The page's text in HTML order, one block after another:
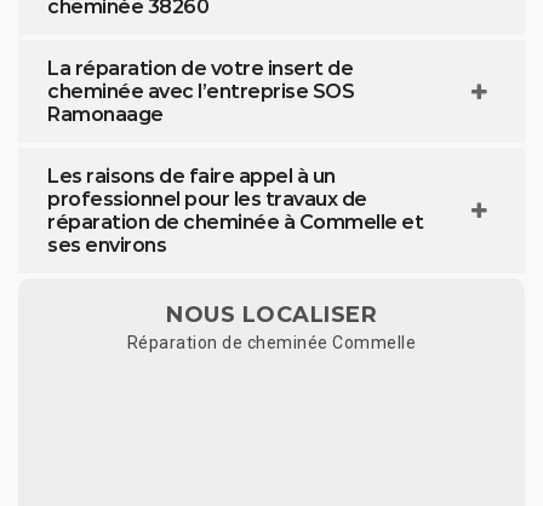
cheminée 38260
La réparation de votre insert de
cheminée avec l’entreprise SOS
Ramonaage
Les raisons de faire appel à un
professionnel pour les travaux de
réparation de cheminée à Commelle et
ses environs
NOUS LOCALISER
Réparation de cheminée Commelle